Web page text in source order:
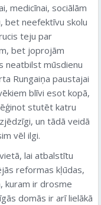
medicīnai, sociālām
bet neefektīvu skolu
teju par
bet joprojām
neatbilst mūsdienu
Rungaiņa paustajai
blīvi esot kopā,
stutēt katru
un tādā veidā
vēl ilgi.
lai atbalstītu
reformas kļūdas,
kuram ir drosme
domās ir arī lielākā